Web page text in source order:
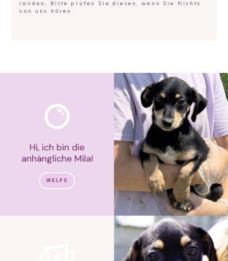
landen. Bitte prüfen Sie diesen, wenn Sie Nichts
von uns hören
Hi, ich bin die
anhängliche Mila!
WELPE